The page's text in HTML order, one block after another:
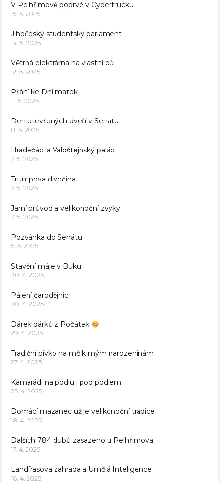
V Pelhřimově poprvé v Cybertrucku
15. 5. 2025
Jihočeský studentský parlament
14. 5. 2025
Větrná elektrárna na vlastní oči
12. 5. 2025
Přání ke Dni matek
11. 5. 2025
Den otevřených dveří v Senátu
8. 5. 2025
Hradečáci a Valdštejnský palác
7. 5. 2025
Trumpova divočina
7. 5. 2025
Jarní průvod a velikonoční zvyky
7. 5. 2025
Pozvánka do Senátu
5. 5. 2025
Stavění máje v Buku
30. 4. 2025
Pálení čarodějnic
30. 4. 2025
Dárek dárků z Počátek
29. 4. 2025
Tradiční pivko na mě k mým narozeninám
27. 4. 2025
Kamarádi na pódiu i pod pódiem
25. 4. 2025
Domácí mazanec už je velikonoční tradice
18. 4. 2025
Dalších 784 dubů zasazeno u Pelhřimova
17. 4. 2025
Landfrasova zahrada a Umělá Inteligence
16. 4. 2025